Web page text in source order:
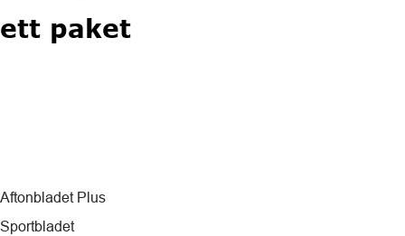
ett paket
Aftonbladet Plus
Sportbladet